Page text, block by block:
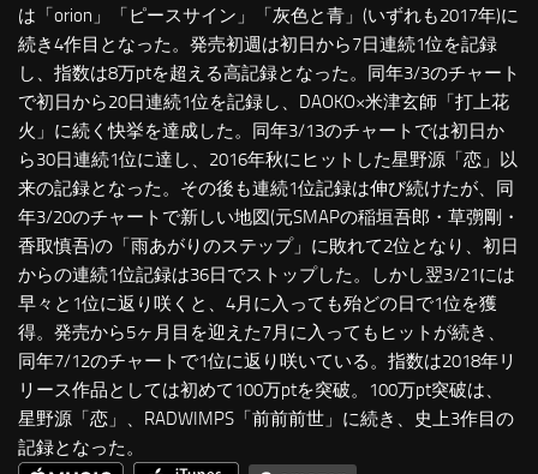
は「orion」「ピースサイン」「灰色と青」(いずれも2017年)に
続き4作目となった。発売初週は初日から7日連続1位を記録
し、指数は8万ptを超える高記録となった。同年3/3のチャート
で初日から20日連続1位を記録し、DAOKO×米津玄師「打上花
火」に続く快挙を達成した。同年3/13のチャートでは初日か
ら30日連続1位に達し、2016年秋にヒットした星野源「恋」以
来の記録となった。その後も連続1位記録は伸び続けたが、同
年3/20のチャートで新しい地図(元SMAPの稲垣吾郎・草彅剛・
香取慎吾)の「雨あがりのステップ」に敗れて2位となり、初日
からの連続1位記録は36日でストップした。しかし翌3/21には
早々と1位に返り咲くと、4月に入っても殆どの日で1位を獲
得。発売から5ヶ月目を迎えた7月に入ってもヒットが続き、
同年7/12のチャートで1位に返り咲いている。指数は2018年リ
リース作品としては初めて100万ptを突破。100万pt突破は、
星野源「恋」、RADWIMPS「前前前世」に続き、史上3作目の
記録となった。